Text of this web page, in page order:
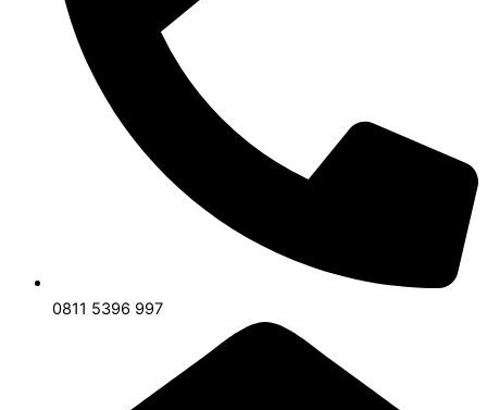
0811 5396 997